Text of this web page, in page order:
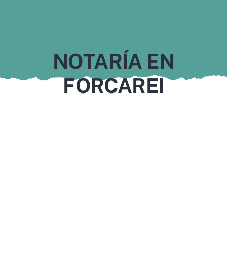
NOTARÍA EN
FORCAREI